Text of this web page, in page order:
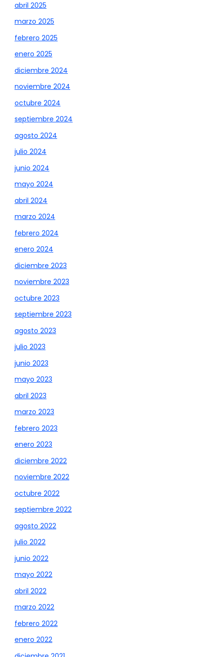
abril 2025
marzo 2025
febrero 2025
enero 2025
diciembre 2024
noviembre 2024
octubre 2024
septiembre 2024
agosto 2024
julio 2024
junio 2024
mayo 2024
abril 2024
marzo 2024
febrero 2024
enero 2024
diciembre 2023
noviembre 2023
octubre 2023
septiembre 2023
agosto 2023
julio 2023
junio 2023
mayo 2023
abril 2023
marzo 2023
febrero 2023
enero 2023
diciembre 2022
noviembre 2022
octubre 2022
septiembre 2022
agosto 2022
julio 2022
junio 2022
mayo 2022
abril 2022
marzo 2022
febrero 2022
enero 2022